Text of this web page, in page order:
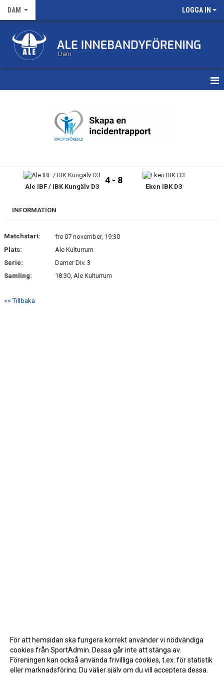
DAM LOGGA IN
Dam
NYHETSARKIV
Ale IBF / IBK Kungälv D3
4 - 8
Eken IBK D3
INFORMATION
Matchstart:
fre 07 november, 19:30
Plats:
Ale Kulturrum
Serie:
Damer Div. 3
Samling:
18:30, Ale Kulturrum
<< Tillbaka
För att hemsidan ska fungera korrekt använder vi nödvändiga
cookies från SportAdmin. Dessa går inte att stänga av.
Föreningen kan också använda frivilliga cookies, t.ex. för statistik
eller marknadsföring. Du väljer själv om du vill acceptera dessa.